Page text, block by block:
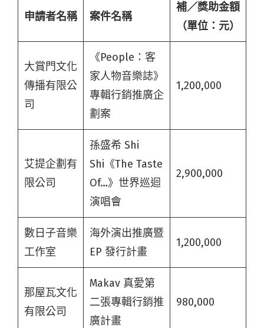
申請者名稱 案件名稱
補／獎助金額
（單位：元）
大賞門文化
傳播有限公
司
《People：客
家人物音樂誌》
專輯行銷推廣企
劃案
1,200,000
艾提企劃有
限公司
孫盛希 Shi
Shi《The Taste
Of…》世界巡迴
演唱會
2,900,000
數日子音樂
工作室
海外演出推廣暨
EP 發行計畫
1,200,000
那屋瓦文化
有限公司
Makav 真愛第
二張專輯行銷推
廣計畫
980,000